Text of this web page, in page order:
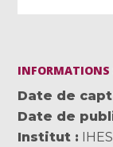
INFORMATIONS
Date de
Date de
Institut
IHES